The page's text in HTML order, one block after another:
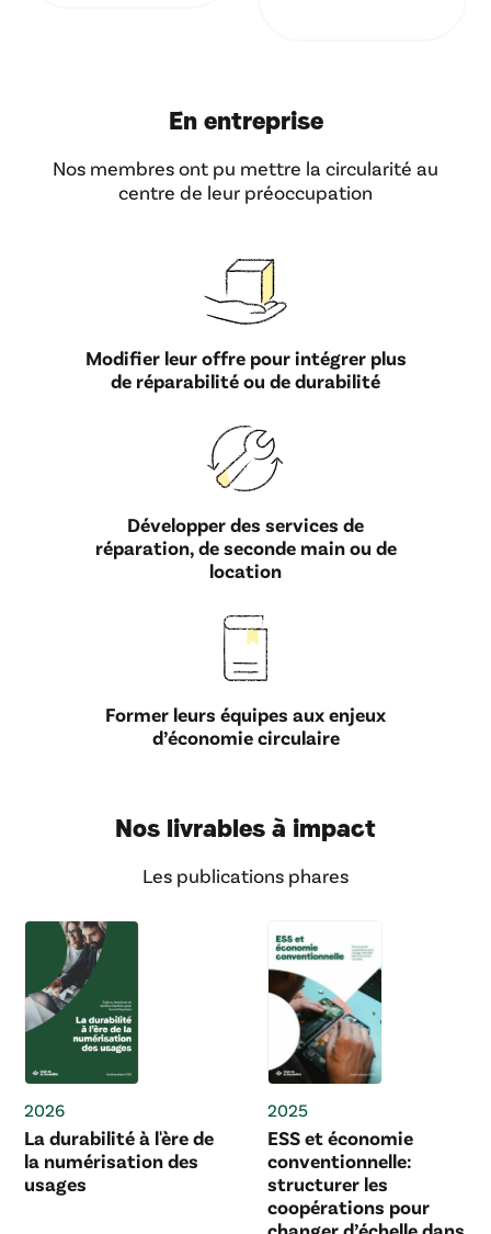
En entreprise
Nos membres ont pu mettre la circularité au
centre de leur préoccupation
Modifier leur offre pour intégrer plus
de réparabilité ou de durabilité
Développer des services de
réparation, de seconde main ou de
location
Former leurs équipes aux enjeux
d’économie circulaire
Nos livrables à impact
Les publications phares
2026
La durabilité à l'ère de
la numérisation des
usages
2025
ESS et économie
conventionnelle:
structurer les
coopérations pour